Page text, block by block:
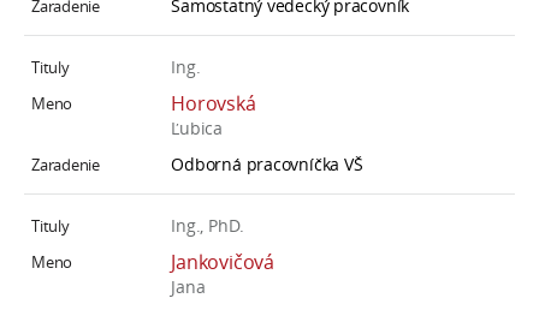
Samostatný vedecký pracovník
Ing.
Horovská
Ľubica
Odborná pracovníčka VŠ
Ing., PhD.
Jankovičová
Jana